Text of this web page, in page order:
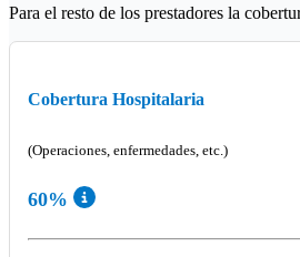
Para el resto de los prestadores la
Cobertura Hospitalaria
(Operaciones, enfermedades, etc.)
60%